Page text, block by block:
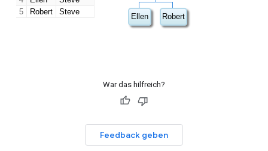
War das hilfreich?
Feedback geben